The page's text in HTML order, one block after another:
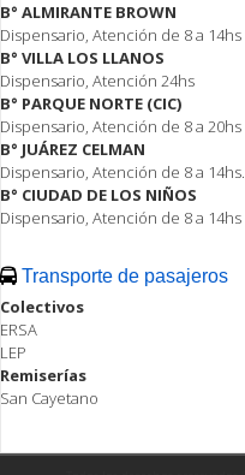
B° ALMIRANTE BROWN
Dispensario, Atención de 8 a 14hs
B° VILLA LOS LLANOS
Dispensario, Atención 24hs
B° PARQUE NORTE (CIC)
Dispensario, Atención de 8 a 20hs
B° JUÁREZ CELMAN
Dispensario, Atención de 8 a 14hs.
B° CIUDAD DE LOS NIÑOS
Dispensario, Atención de 8 a 14hs
Transporte de pasajeros
Colectivos
ERSA
LEP
Remiserías
San Cayetano